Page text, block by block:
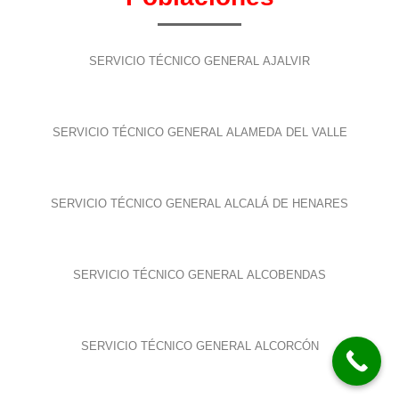
SERVICIO TÉCNICO GENERAL AJALVIR
SERVICIO TÉCNICO GENERAL ALAMEDA DEL VALLE
SERVICIO TÉCNICO GENERAL ALCALÁ DE HENARES
SERVICIO TÉCNICO GENERAL ALCOBENDAS
SERVICIO TÉCNICO GENERAL ALCORCÓN